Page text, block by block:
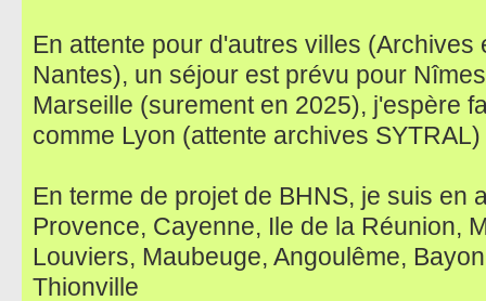
En attente pour d'autres villes (Archives
Nantes), un séjour est prévu pour
Marseille (surement en 2025), j'espère
comme Lyon (attente archives SYTRAL)
En terme de projet de BHNS, je suis en
Provence, Cayenne, Ile de la Réunion,
Louviers, Maubeuge, Angoulême,
Thionville